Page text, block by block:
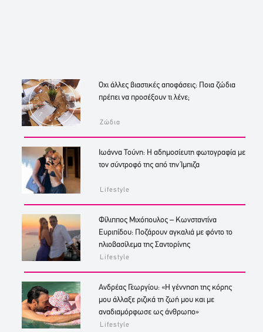
Όχι άλλες βιαστικές αποφάσεις: Ποια ζώδια
πρέπει να προσέξουν τι λένε;
Ζώδια
Ιωάννα Τούνη: Η αδημοσίευτη φωτογραφία με
τον σύντροφό της από την Ίμπιζα
Lifestyle
Φίλιππος Μιχόπουλος – Κωνσταντίνα
Ευριπίδου: Ποζάρουν αγκαλιά με φόντο το
ηλιοβασίλεμα της Σαντορίνης
Lifestyle
Ανδρέας Γεωργίου: «Η γέννηση της κόρης
μου άλλαξε ριζικά τη ζωή μου και με
αναδιαμόρφωσε ως άνθρωπο»
Lifestyle